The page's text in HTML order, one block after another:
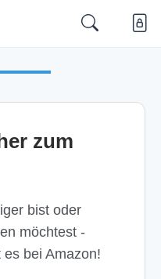
zum
bist oder
möchtest -
bei Amazon!